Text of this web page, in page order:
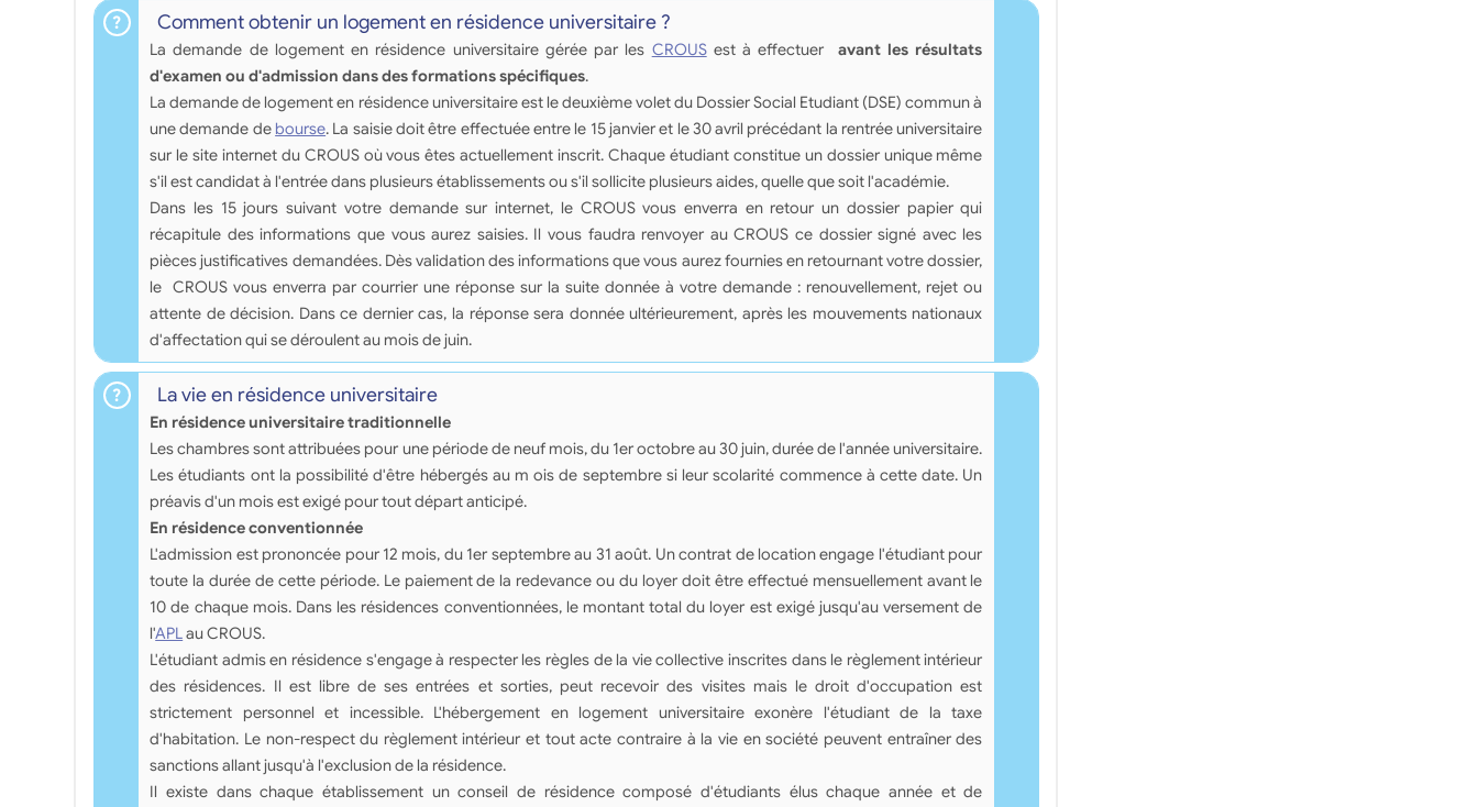
Comment obtenir un logement en résidence universitaire ?
La demande de logement en résidence universitaire gérée par les CROUSest à effectuer avant les résultats
d'examen ou d'admission dans des formations spécifiques.
La demande de logement en résidence universitaire est le deuxième volet du Dossier Social Etudiant (DSE) commun à
une demande de bourse. La saisie doit être effectuée entre le 15 janvier et le 30 avril précédant la rentrée universitaire
sur le site internet du CROUS où vous êtes actuellement inscrit. Chaque étudiant constitue un dossier unique même
s'il est candidat à l'entrée dans plusieurs établissements ou s'il sollicite plusieurs aides, quelle que soit l'académie.
Dans les 15 jours suivant votre demande sur internet, le CROUS vous enverra en retour un dossier papier qui
récapitule des informations que vous aurez saisies. Il vous faudra renvoyer au CROUS ce dossier signé avec les
pièces justificatives demandées. Dès validation des informations que vous aurez fournies en retournant votre dossier,
le CROUS vous enverra par courrier une réponse sur la suite donnée à votre demande : renouvellement, rejet ou
attente de décision. Dans ce dernier cas, la réponse sera donnée ultérieurement, après les mouvements nationaux
d'affectation qui se déroulent au mois de juin.
La vie en résidence universitaire
En résidence universitaire traditionnelle
Les chambres sont attribuées pour une période de neuf mois, du 1er octobre au 30 juin, durée de l'année universitaire.
Les étudiants ont la possibilité d'être hébergés au m ois de septembre si leur scolarité commence à cette date. Un
préavis d'un mois est exigé pour tout départ anticipé.
En résidence conventionnée
L'admission est prononcée pour 12 mois, du 1er septembre au 31 août. Un contrat de location engage l'étudiant pour
toute la durée de cette période. Le paiement de la redevance ou du loyer doit être effectué mensuellement avant le
10 de chaque mois. Dans les résidences conventionnées, le montant total du loyer est exigé jusqu'au versement de
l'APLau CROUS.
L'étudiant admis en résidence s'engage à respecter les règles de la vie collective inscrites dans le règlement intérieur
des résidences. Il est libre de ses entrées et sorties, peut recevoir des visites mais le droit d'occupation est
strictement personnel et incessible. L'hébergement en logement universitaire exonère l'étudiant de la taxe
d'habitation. Le non-respect du règlement intérieur et tout acte contraire à la vie en société peuvent entraîner des
sanctions allant jusqu'à l'exclusion de la résidence.
Il existe dans chaque établissement un conseil de résidence composé d'étudiants élus chaque année et de